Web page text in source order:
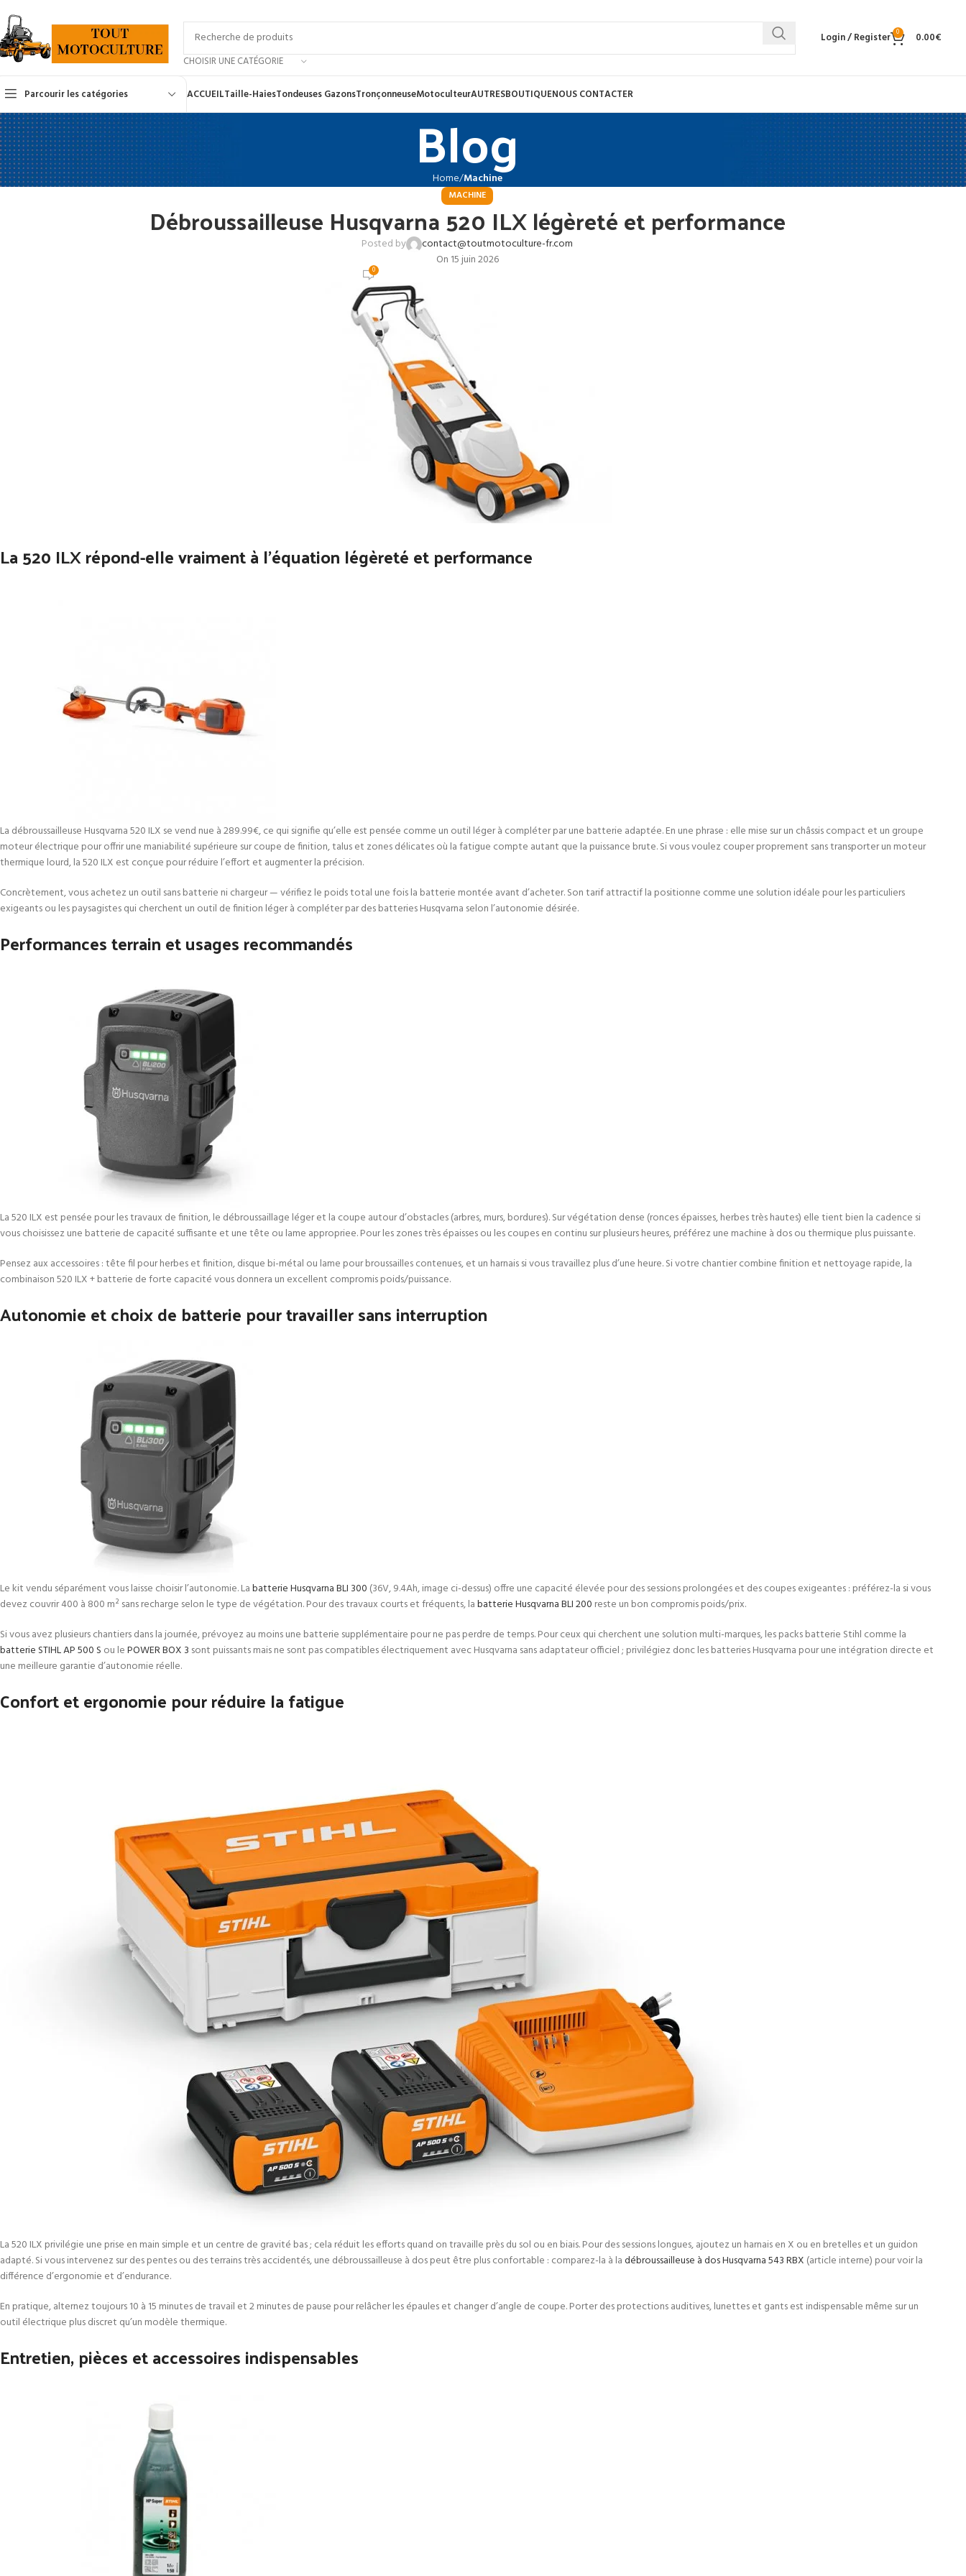
CHOISIR UNE CATÉGORIE
Login / Register 0 0.00€
Parcourir les catégories ACCUEILTaille-HaiesTondeuses GazonsTronçonneuseMotoculteurAUTRESBOUTIQUENOUS CONTACTER
Blog
Home Machine
MACHINE
Débroussailleuse Husqvarna 520 ILX légèreté et performance
Posted by
contact@toutmotoculture-fr.com
On 15 juin 2026
0
La 520 ILX répond-elle vraiment à l’équation légèreté et performance
La débroussailleuse Husqvarna 520 ILX se vend nue à 289.99€, ce qui signifie qu’elle est pensée comme un outil léger à compléter par une batterie adaptée. En une phrase : elle mise sur un châssis compact et un groupe
moteur électrique pour offrir une maniabilité supérieure sur coupe de finition, talus et zones délicates où la fatigue compte autant que la puissance brute. Si vous voulez couper proprement sans transporter un moteur
thermique lourd, la 520 ILX est conçue pour réduire l’effort et augmenter la précision.
Concrètement, vous achetez un outil sans batterie ni chargeur — vérifiez le poids total une fois la batterie montée avant d’acheter. Son tarif attractif la positionne comme une solution idéale pour les particuliers
exigeants ou les paysagistes qui cherchent un outil de finition léger à compléter par des batteries Husqvarna selon l’autonomie désirée.
Performances terrain et usages recommandés
La 520 ILX est pensée pour les travaux de finition, le débroussaillage léger et la coupe autour d’obstacles (arbres, murs, bordures). Sur végétation dense (ronces épaisses, herbes très hautes) elle tient bien la cadence si
vous choisissez une batterie de capacité suffisante et une tête ou lame appropriee. Pour les zones très épaisses ou les coupes en continu sur plusieurs heures, préférez une machine à dos ou thermique plus puissante.
Pensez aux accessoires : tête fil pour herbes et finition, disque bi-métal ou lame pour broussailles contenues, et un harnais si vous travaillez plus d’une heure. Si votre chantier combine finition et nettoyage rapide, la
combinaison 520 ILX + batterie de forte capacité vous donnera un excellent compromis poids/puissance.
Autonomie et choix de batterie pour travailler sans interruption
Le kit vendu séparément vous laisse choisir l’autonomie. Labatterie Husqvarna BLI 300 (36V, 9.4Ah, image ci-dessus) offre une capacité élevée pour des sessions prolongées et des coupes exigeantes : préférez-la si vous
devez couvrir 400 à 800 m² sans recharge selon le type de végétation. Pour des travaux courts et fréquents, labatterie Husqvarna BLI 200 reste un bon compromis poids/prix.
Si vous avez plusieurs chantiers dans la journée, prévoyez au moins une batterie supplémentaire pour ne pas perdre de temps. Pour ceux qui cherchent une solution multi-marques, les packs batterie Stihl comme la
batterie STIHL AP 500 S ou lePOWER BOX 3 sont puissants mais ne sont pas compatibles électriquement avec Husqvarna sans adaptateur officiel ; privilégiez donc les batteries Husqvarna pour une intégration directe et
une meilleure garantie d’autonomie réelle.
Confort et ergonomie pour réduire la fatigue
La 520 ILX privilégie une prise en main simple et un centre de gravité bas ; cela réduit les efforts quand on travaille près du sol ou en biais. Pour des sessions longues, ajoutez un harnais en X ou en bretelles et un guidon
adapté. Si vous intervenez sur des pentes ou des terrains très accidentés, une débroussailleuse à dos peut être plus confortable : comparez-la à ladébroussailleuse à dos Husqvarna 543 RBX (article interne) pour voir la
différence d’ergonomie et d’endurance.
En pratique, alternez toujours 10 à 15 minutes de travail et 2 minutes de pause pour relâcher les épaules et changer d’angle de coupe. Porter des protections auditives, lunettes et gants est indispensable même sur un
outil électrique plus discret qu’un modèle thermique.
Entretien, pièces et accessoires indispensables